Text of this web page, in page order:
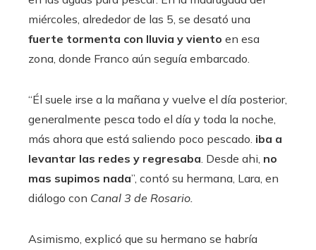
miércoles, alrededor de las 5, se desató una
fuerte tormenta con lluvia y viento en esa
zona, donde Franco aún seguía embarcado.
“Él suele irse a la mañana y vuelve el día posterior,
generalmente pesca todo el día y toda la noche,
más ahora que está saliendo poco pescado. iba a
levantar las redes y regresaba . Desde ahi, no
mas supimos nada”, contó su hermana, Lara, en
diálogo con Canal 3 de Rosario.
Asimismo, explicó que su hermano se habría